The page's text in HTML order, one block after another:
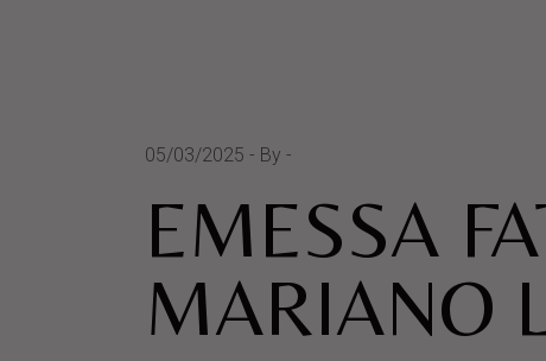
05/03/2025 By
EMESSA
MARIANO